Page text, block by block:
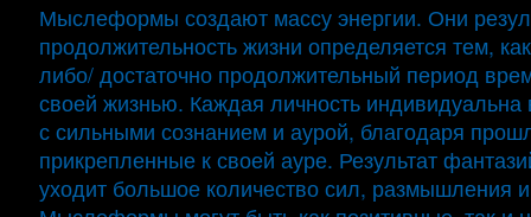
Мыслеформы создают массу энергии. Они
продолжительность жизни определяется тем,
либо/ достаточно продолжительный период
своей жизнью. Каждая личность
с сильными сознанием и аурой, благодаря
прикрепленные к своей ауре. Результат
уходит большое количество сил, размышления